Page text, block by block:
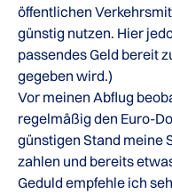
öffentlichen
günstig nutzen. Hier
passendes Geld bereit
gegeben wird.)
Vor meinen Abflug
regelmäßig den Euro-
günstigen Stand meine
zahlen und bereits
Geduld empfehle ich